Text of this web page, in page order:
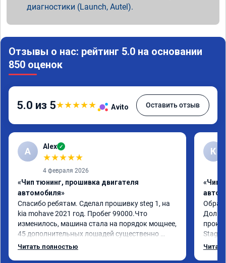
диагностики (Launch, Autel).
Отзывы о нас: рейтинг 5.0 на основании
850 оценок
5.0 из 5★★★★★ Avito Оставить отзыв
A Alex ✓
★★★★★
4 февраля 2026
«Чип тюнинг, прошивка двигателя
автомобиля»
Спасибо ребятам. Сделал прошивку steg 1, на
kia mohave 2021 год. Пробег 99000.Что
изменилось, машина стала на порядок мощнее,
45 дополнительных лошадей существенно
чувствуется и соответственно крутящего
Читать полностью
К
«Чип
Долго
Stage
с